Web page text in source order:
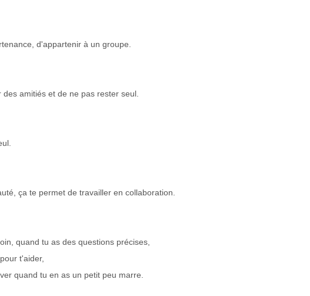
d'appartenir à un groupe.
amitiés et de ne pas rester seul.
ça te permet de travailler en collaboration.
quand tu as des questions précises,
t'aider,
quand tu en as un petit peu marre.